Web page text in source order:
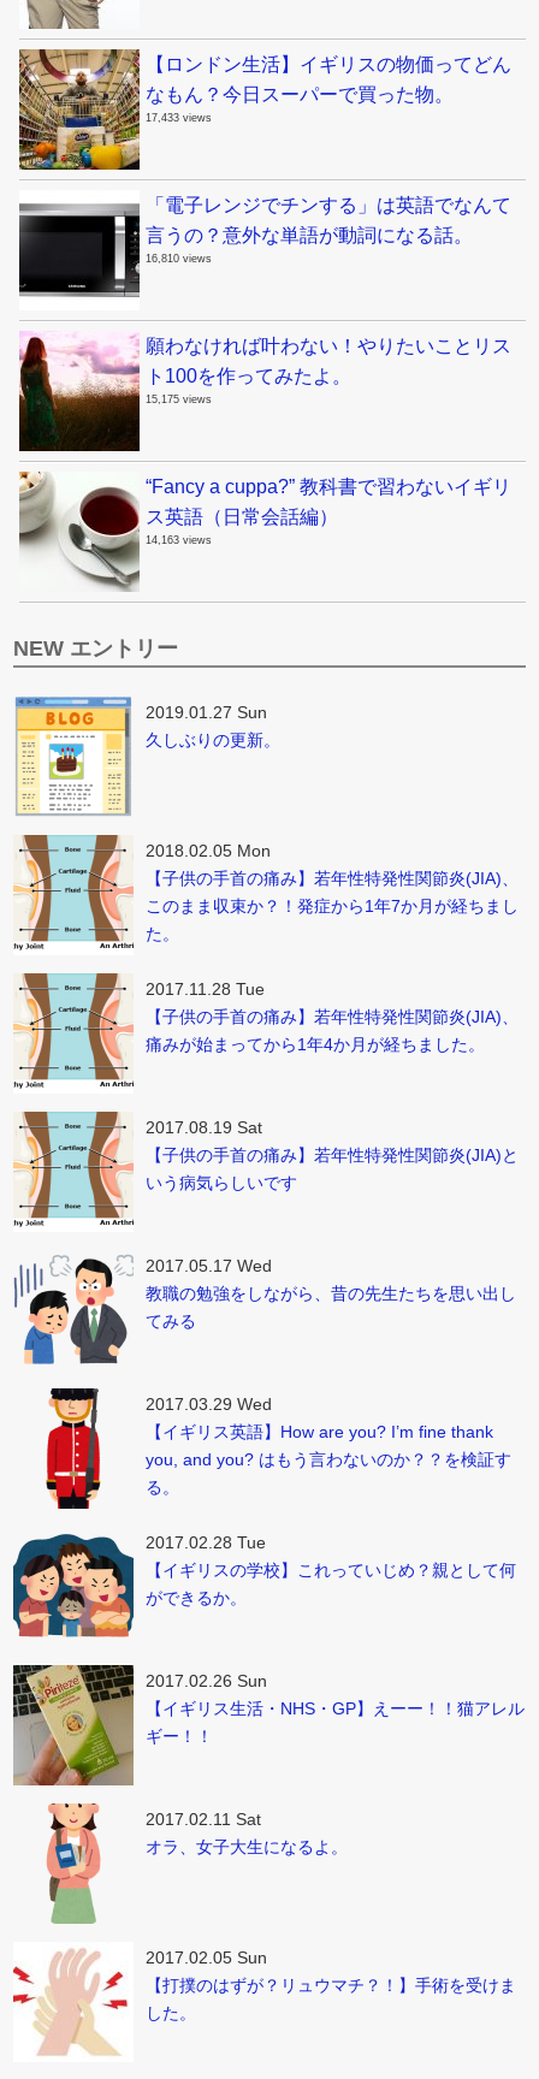
【ロンドン生活】イギリスの物価ってどん
なもん？今日スーパーで買った物。
17,433 views
「電子レンジでチンする」は英語でなんて
言うの？意外な単語が動詞になる話。
16,810 views
願わなければ叶わない！やりたいことリス
ト100を作ってみたよ。
15,175 views
“Fancy a cuppa?” 教科書で習わないイギリ
ス英語（日常会話編）
14,163 views
NEW エントリー
2019.01.27 Sun
久しぶりの更新。
2018.02.05 Mon
【子供の手首の痛み】若年性特発性関節炎(JIA)、
このまま収束か？！発症から1年7か月が経ちまし
た。
2017.11.28 Tue
【子供の手首の痛み】若年性特発性関節炎(JIA)、
痛みが始まってから1年4か月が経ちました。
2017.08.19 Sat
【子供の手首の痛み】若年性特発性関節炎(JIA)と
いう病気らしいです
2017.05.17 Wed
教職の勉強をしながら、昔の先生たちを思い出し
てみる
2017.03.29 Wed
【イギリス英語】How are you? I’m fine thank
you, and you? はもう言わないのか？？を検証す
る。
2017.02.28 Tue
【イギリスの学校】これっていじめ？親として何
ができるか。
2017.02.26 Sun
【イギリス生活・NHS・GP】えーー！！猫アレル
ギー！！
2017.02.11 Sat
オラ、女子大生になるよ。
2017.02.05 Sun
【打撲のはずが？リュウマチ？！】手術を受けま
した。